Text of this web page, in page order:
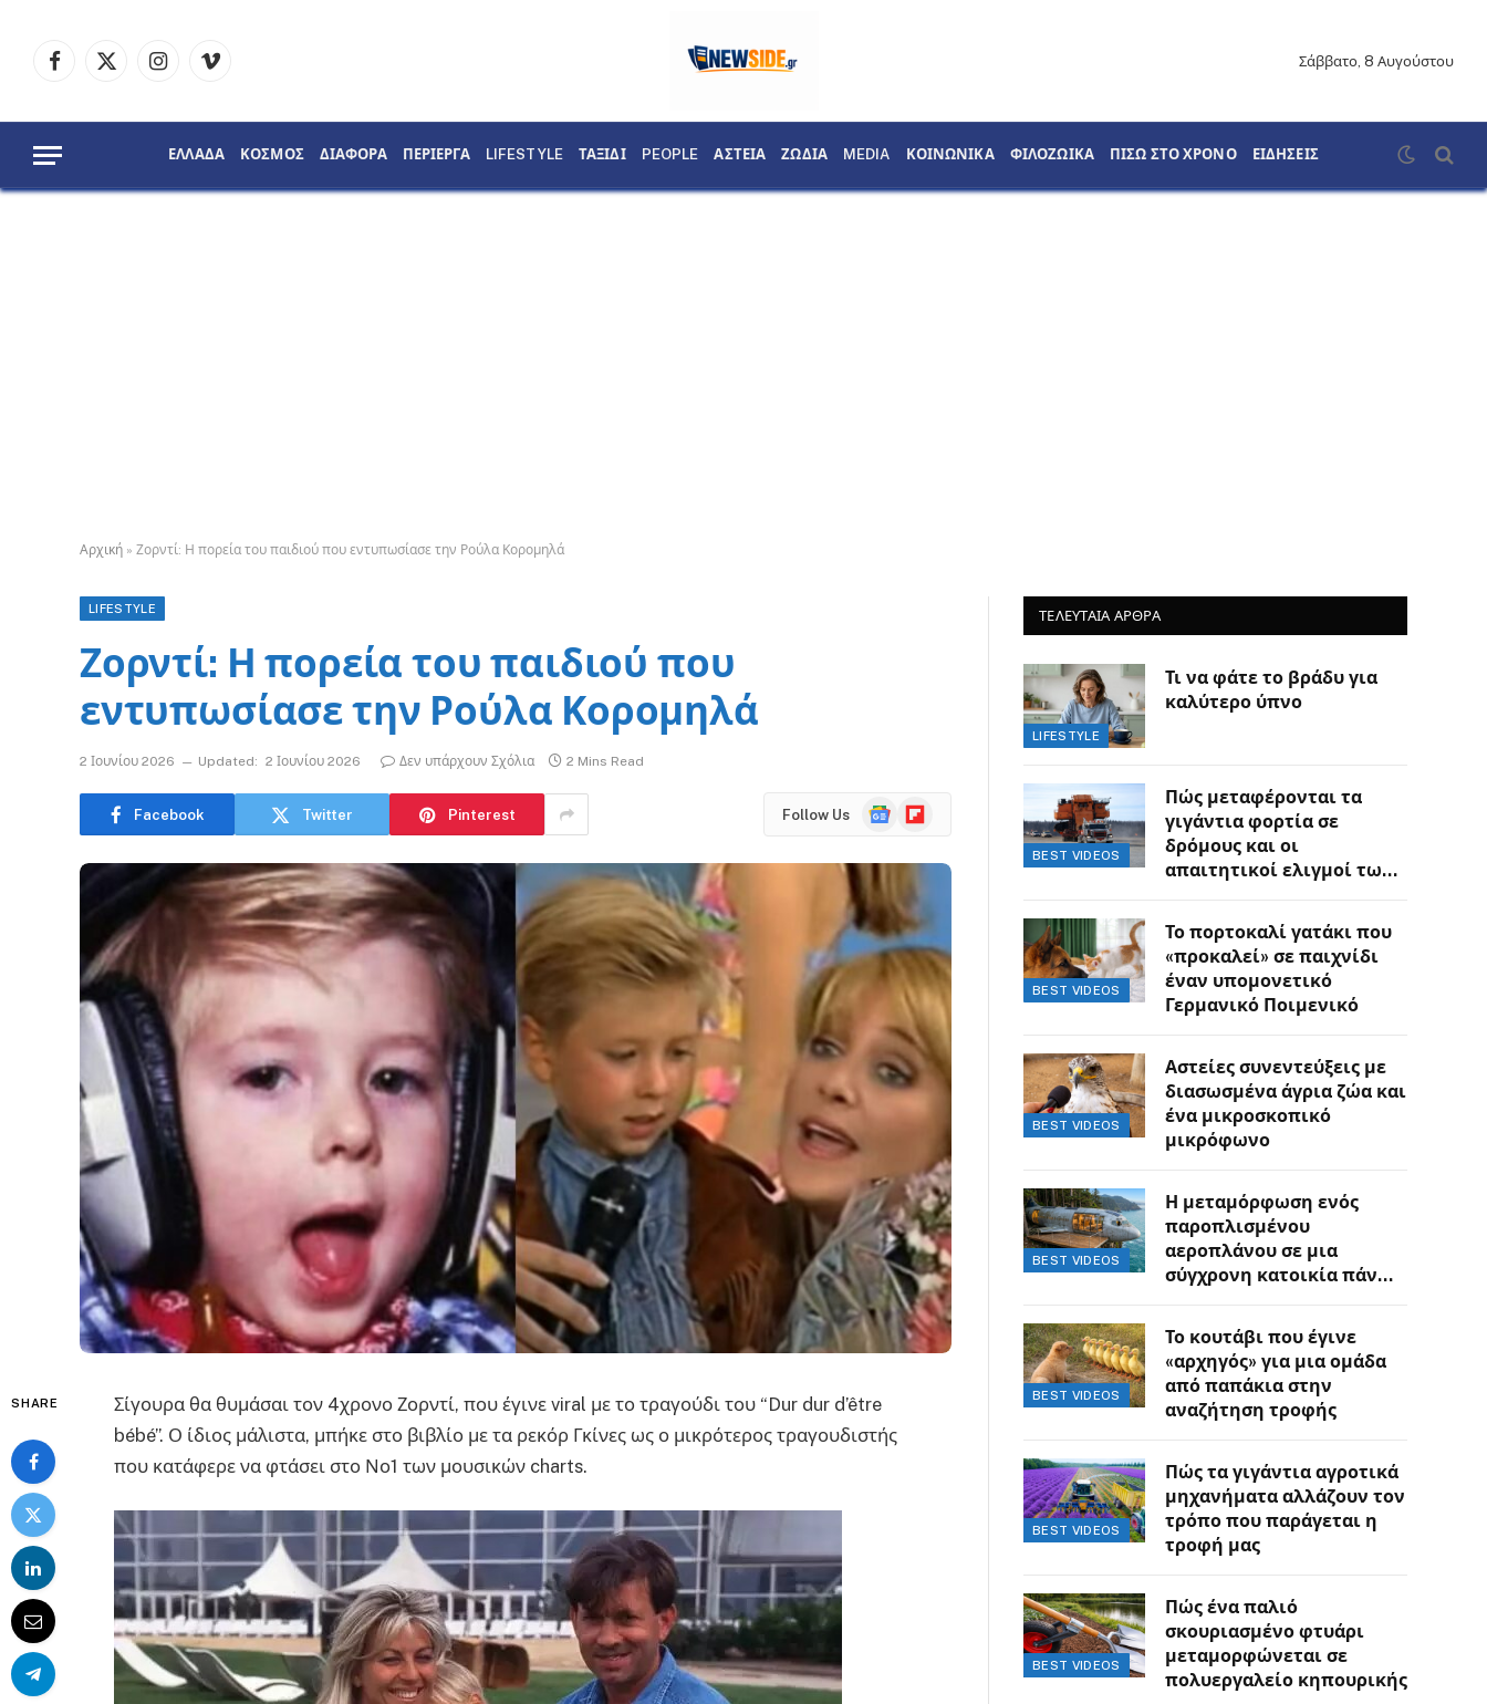
Facebook
X
InstagramVimeo
Σάββατο, 8 Αυγούστου
ΕΛΛΑΔΑ ΚΟΣΜΟΣ ΔΙΑΦΟΡΑ ΠΕΡΙΕΡΓΑ LIFESTYLE ΤΑΞΙΔΙ PEOPLE ΑΣΤΕΙΑ ΖΩΔΙΑ MEDIA ΚΟΙΝΩΝΙΚΑ ΦΙΛΟΖΩΙΚΑ ΠΙΣΩ ΣΤΟ ΧΡΟΝΟ ΕΙΔΗΣΕΙΣ
Αρχική » Ζορντί: Η πορεία του παιδιού που εντυπωσίασε την Ρούλα Κορομηλά
LIFESTYLE
Ζορντί: Η πορεία του παιδιού που
εντυπωσίασε την Ρούλα Κορομηλά
2 Ιουνίου 2026 Updated: 2 Ιουνίου 2026 Δεν υπάρχουν Σχόλια 2 Mins Read
Facebook Twitter Pinterest Follow Us
GoogleFlipboard
SHARE
Σίγουρα θα θυμάσαι τον 4χρονο Ζορντί, που έγινε viral με το τραγούδι του “Dur dur d’être
bébé”. Ο ίδιος μάλιστα, μπήκε στο βιβλίο με τα ρεκόρ Γκίνες ως ο μικρότερος τραγουδιστής
που κατάφερε να φτάσει στο Νο1 των μουσικών charts.
ΤΕΛΕΥΤΑΙΑ ΑΡΘΡΑ
LIFESTYLE
Τι να φάτε το βράδυ για
καλύτερο ύπνο
BEST VIDEOS
Πώς μεταφέρονται τα
γιγάντια φορτία σε
δρόμους και οι
απαιτητικοί ελιγμοί των
BEST VIDEOS
Το πορτοκαλί γατάκι που
«προκαλεί» σε παιχνίδι
έναν υπομονετικό
Γερμανικό Ποιμενικό
BEST VIDEOS
Αστείες συνεντεύξεις με
διασωσμένα άγρια ζώα και
ένα μικροσκοπικό
μικρόφωνο
BEST VIDEOS
Η μεταμόρφωση ενός
παροπλισμένου
αεροπλάνου σε μια
σύγχρονη κατοικία πάνω
BEST VIDEOS
Το κουτάβι που έγινε
«αρχηγός» για μια ομάδα
από παπάκια στην
αναζήτηση τροφής
BEST VIDEOS
Πώς τα γιγάντια αγροτικά
μηχανήματα αλλάζουν τον
τρόπο που παράγεται η
τροφή μας
BEST VIDEOS
Πώς ένα παλιό
σκουριασμένο φτυάρι
μεταμορφώνεται σε
πολυεργαλείο κηπουρικής